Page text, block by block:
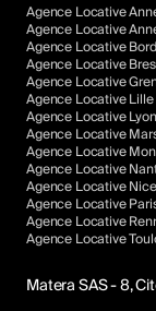
Agence Locative
Agence Locative
Agence Locative
Agence Locative
Agence Locative
Agence Locative Lille
Agence Locative Lyon
Agence Locative
Agence Locative
Agence Locative
Agence Locative Nice
Agence Locative
Agence Locative
Agence Locative
Matera SAS - 8,